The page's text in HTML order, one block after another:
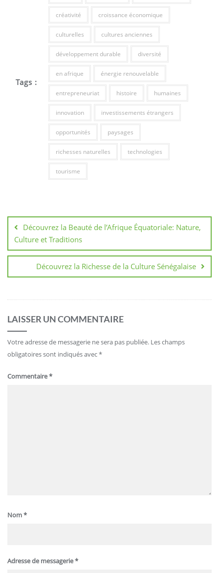
Tags :
créativité croissance économique
culturelles cultures anciennes
développement durable diversité
en afrique énergie renouvelable
entrepreneuriat histoire humaines
innovation investissements étrangers
opportunités paysages
richesses naturelles technologies
tourisme
de
l’article
Découvrez la Beauté de l’Afrique Équatoriale: Nature,
Culture et Traditions
Découvrez la Richesse de la Culture Sénégalaise
LAISSER UN COMMENTAIRE
Votre adresse de messagerie ne sera pas publiée. Les champs
obligatoires sont indiqués avec*
Commentaire*
Nom*
Adresse de messagerie*